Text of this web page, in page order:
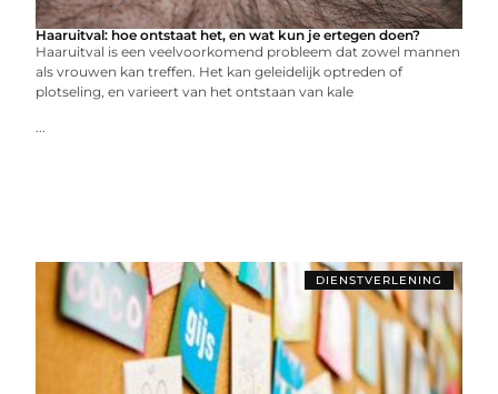
Haaruitval: hoe ontstaat het, en wat kun je ertegen doen?
Haaruitval is een veelvoorkomend probleem dat zowel mannen
als vrouwen kan treffen. Het kan geleidelijk optreden of
plotseling, en varieert van het ontstaan van kale
...
DIENSTVERLENING